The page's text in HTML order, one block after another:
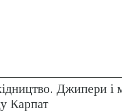
Джипери і
Карпат